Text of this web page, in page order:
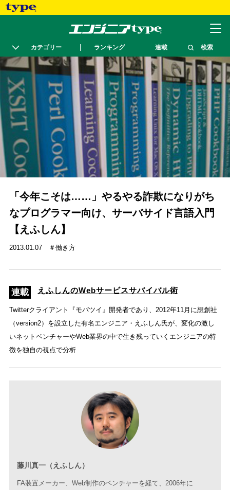
カテゴリー ランキング 連載 検索
「今年こそは……」やるやる詐欺になりがち
なプログラマー向け、サーバサイド言語入門
【えふしん】
2013.01.07 働き方
えふしんのWebサービスサバイバル術
Twitterクライアント『モバツイ』開発者であり、2012年11月に想創社
（version2）を設立した有名エンジニア・えふしん氏が、変化の激し
いネットベンチャーやWeb業界の中で生き残っていくエンジニアの特
徴を独自の視点で分析
藤川真一（えふしん）
FA装置メーカー、Web制作のベンチャーを経て、2006年に